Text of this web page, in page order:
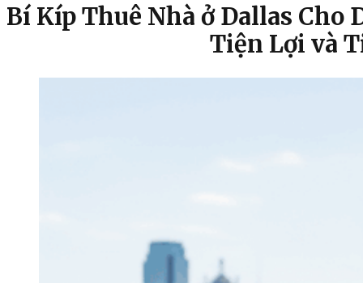
Bí Kíp Thuê Nhà ở Dallas Cho
Tiện Lợi và